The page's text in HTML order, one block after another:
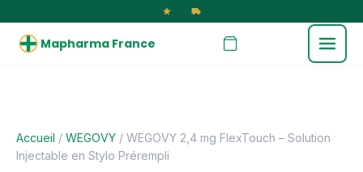
Mapharma France
Accueil / WEGOVY / WEGOVY 2,4 mg FlexTouch – Solution
Injectable en Stylo Prérempli